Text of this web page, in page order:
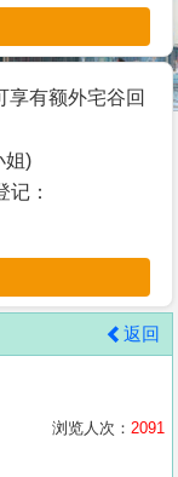
享有额外宅谷回
姐)
：
返回
浏览人次： 2091